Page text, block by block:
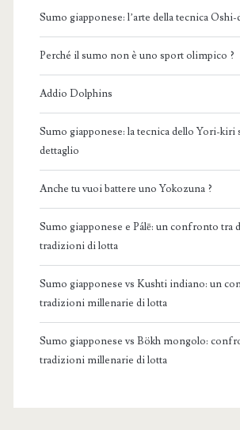
Sumo giapponese: l’arte della tecnica Oshi-
Perché il sumo non è uno sport olimpico ?
Addio Dolphins
Sumo giapponese: la tecnica dello Yori-kiri
dettaglio
Anche tu vuoi battere uno Yokozuna ?
Sumo giapponese e Pálē: un confronto tra
tradizioni di lotta
Sumo giapponese vs Kushti indiano: un
tradizioni millenarie di lotta
Sumo giapponese vs Bökh mongolo:
tradizioni millenarie di lotta